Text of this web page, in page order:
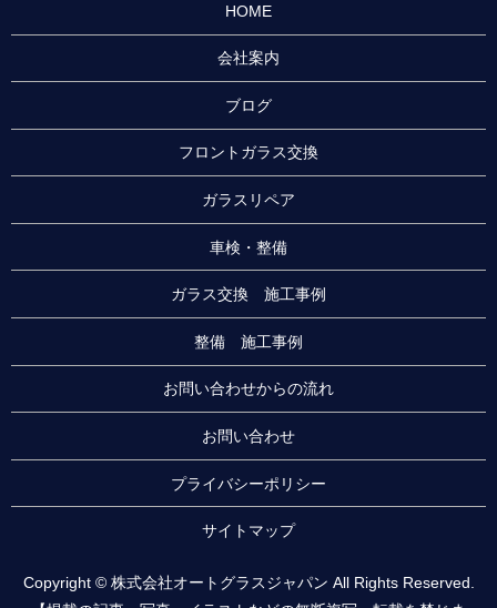
HOME
会社案内
ブログ
フロントガラス交換
ガラスリペア
車検・整備
ガラス交換 施工事例
整備 施工事例
お問い合わせからの流れ
お問い合わせ
プライバシーポリシー
サイトマップ
Copyright © 株式会社オートグラスジャパン All Rights Reserved.